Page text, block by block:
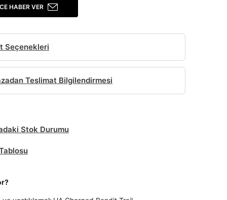
HABER VER
Seçenekleri
Teslimat Bilgilendirmesi
Stok Durumu